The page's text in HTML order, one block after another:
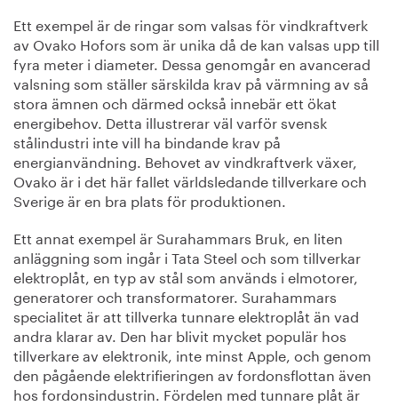
Ett exempel är de ringar som valsas för vindkraftverk
av Ovako Hofors som är unika då de kan valsas upp till
fyra meter i diameter. Dessa genomgår en avancerad
valsning som ställer särskilda krav på värmning av så
stora ämnen och därmed också innebär ett ökat
energibehov. Detta illustrerar väl varför svensk
stålindustri inte vill ha bindande krav på
energianvändning. Behovet av vindkraftverk växer,
Ovako är i det här fallet världsledande tillverkare och
Sverige är en bra plats för produktionen.
Ett annat exempel är Surahammars Bruk, en liten
anläggning som ingår i Tata Steel och som tillverkar
elektroplåt, en typ av stål som används i elmotorer,
generatorer och transformatorer. Surahammars
specialitet är att tillverka tunnare elektroplåt än vad
andra klarar av. Den har blivit mycket populär hos
tillverkare av elektronik, inte minst Apple, och genom
den pågående elektrifieringen av fordonsflottan även
hos fordonsindustrin. Fördelen med tunnare plåt är